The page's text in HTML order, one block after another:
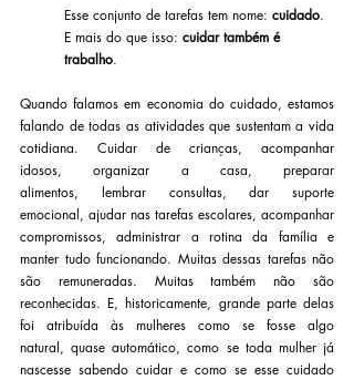
Esse conjunto de tarefas tem nome: cuidado.
E mais do que isso: cuidar também é
trabalho.
Quando falamos em economia do cuidado, estamos
falando de todas as atividades que sustentam a vida
cotidiana. Cuidar de crianças, acompanhar
idosos, organizar a casa, preparar
alimentos, lembrar consultas, dar suporte
emocional, ajudar nas tarefas escolares, acompanhar
compromissos, administrar a rotina da família e
manter tudo funcionando. Muitas dessas tarefas não
são remuneradas. Muitas também não são
reconhecidas. E, historicamente, grande parte delas
foi atribuída às mulheres como se fosse algo
natural, quase automático, como se toda mulher já
nascesse sabendo cuidar e como se esse cuidado